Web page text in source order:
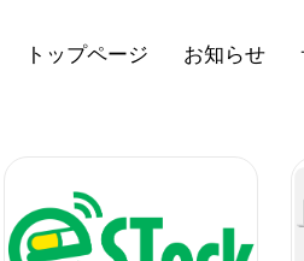
トップページ お知らせ